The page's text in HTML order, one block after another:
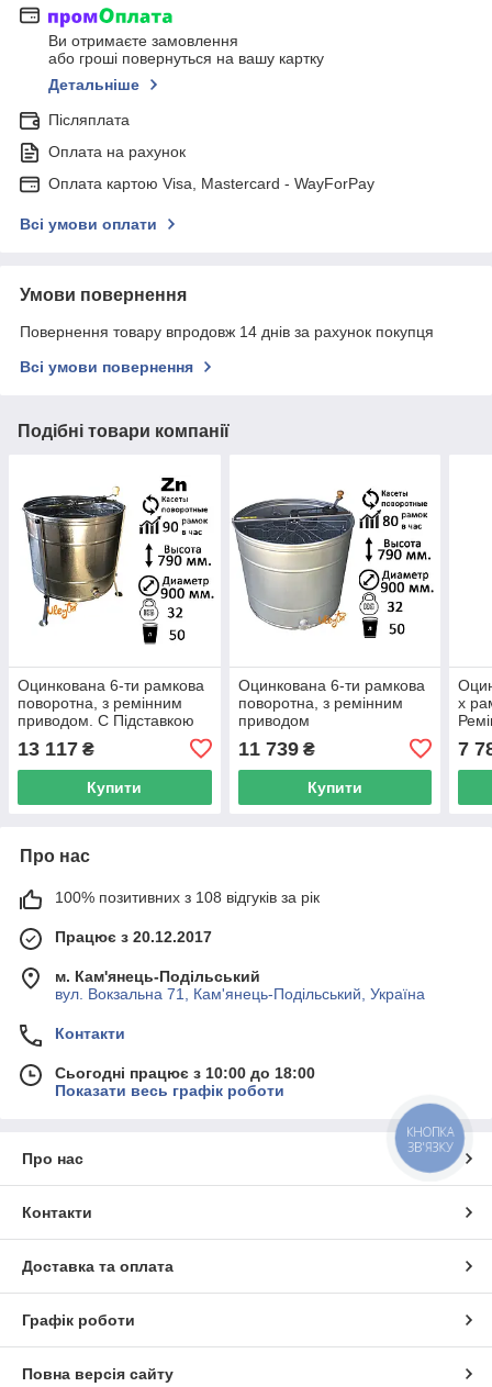
Ви отримаєте замовлення
або гроші повернуться на вашу картку
Детальніше
Післяплата
Оплата на рахунок
Оплата картою Visa, Mastercard - WayForPay
Всі умови оплати
Умови повернення
Повернення товару впродовж 14 днів за рахунок покупця
Всі умови повернення
Подібні товари компанії
Оцинкована 6-ти рамкова
поворотна, з ремінним
приводом. C Підставкою
13 117 ₴
Купити
Оцинкована 6-ти рамкова
поворотна, з ремінним
приводом
11 739₴
Купити
х
7
Про нас
100% позитивних з 108 відгуків за рік
Працює з 20.12.2017
м. Кам'янець-Подільський
вул. Вокзальна 71, Кам'янець-Подільський, Україна
Контакти
Сьогодні працює з 10:00 до 18:00
Показати весь графік роботи
Про нас
Контакти
Доставка та оплата
Графік роботи
Повна версія сайту
КНОПКА
ЗВ'ЯЗКУ